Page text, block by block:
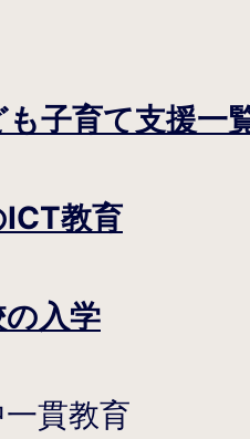
子育て支援一
教育
入学
貫教育